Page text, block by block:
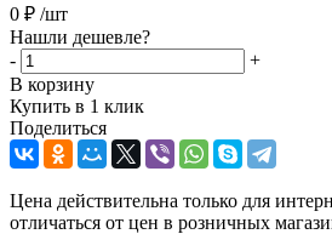
0 ₽ /шт
Нашли дешевле?
-
+
В корзину
Купить в 1 клик
Поделиться
Цена действительна только для
отличаться от цен в розничных